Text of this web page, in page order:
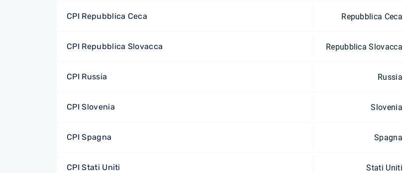
CPI Repubblica Ceca Repubblica Ceca
CPI Repubblica Slovacca Repubblica Slovacca
CPI Russia Russia
CPI Slovenia Slovenia
CPI Spagna Spagna
CPI Stati Uniti Stati Uniti